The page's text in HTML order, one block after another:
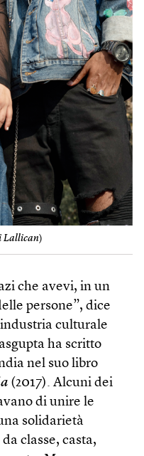
Lallican)
che avevi, in un
persone”, dice
culturale
ha scritto
nel suo libro
(2017). Alcuni dei
di unire le
solidarietà
classe, casta,